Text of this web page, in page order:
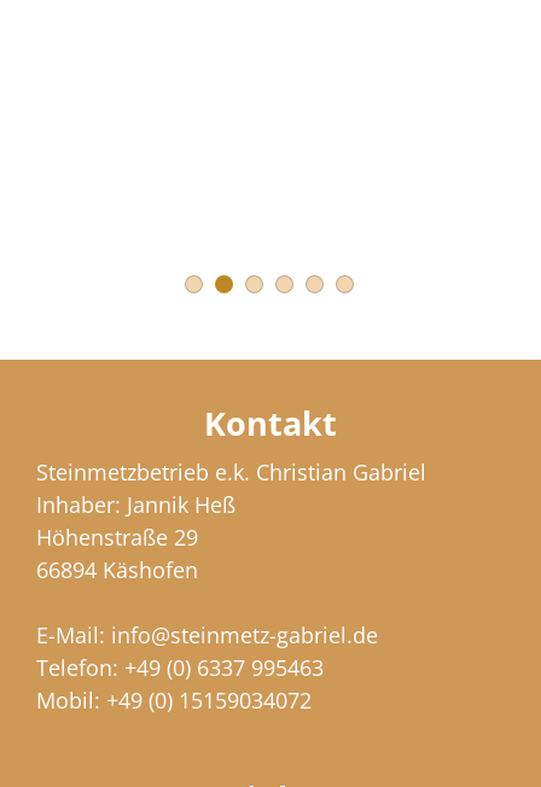
Kontakt
Steinmetzbetrieb e.k. Christian Gabriel
Inhaber: Jannik Heß
Höhenstraße 29
66894 Käshofen
E-Mail: info@steinmetz-gabriel.de
Telefon: +49 (0) 6337 995463
Mobil: +49 (0) 15159034072